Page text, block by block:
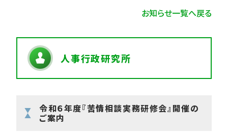
お知らせ一覧へ戻る
人事行政研究所
令和６年度『苦情相談実務研修会』開催の
ご案内